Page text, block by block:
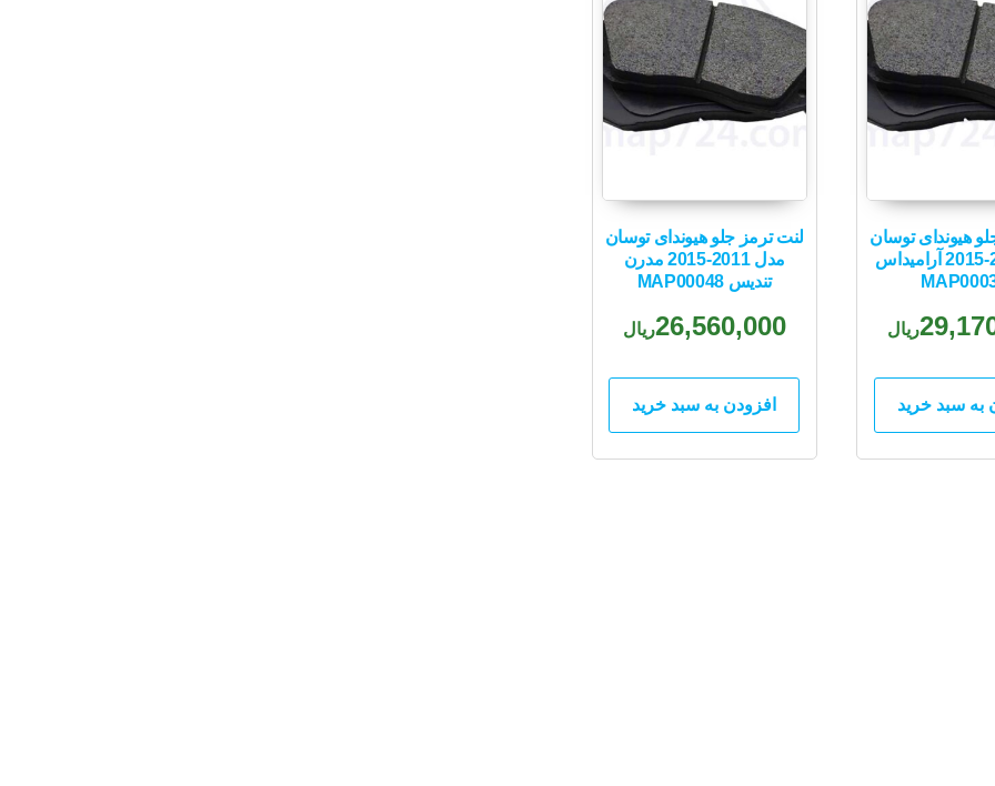
هیوندای توسان
مدل 2011-2015 آرامیداس
ریال
به سبد خرید
لنت ترمز جلو هیوندای توسان
مدل 2011-2015 مدرن
تندیس MAP00048
26,560,000ریال
افزودن به سبد خرید